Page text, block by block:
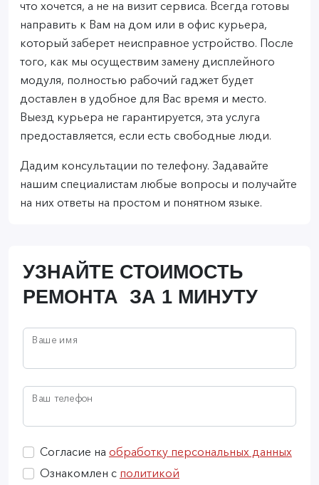
что хочется, а не на визит сервиса. Всегда готовы
направить к Вам на дом или в офис курьера,
который заберет неисправное устройство. После
того, как мы осуществим замену дисплейного
модуля, полностью рабочий гаджет будет
доставлен в удобное для Вас время и место.
Выезд курьера не гарантируется, эта услуга
предоставляется, если есть свободные люди.
Дадим консультации по телефону. Задавайте
нашим специалистам любые вопросы и получайте
на них ответы на простом и понятном языке.
УЗНАЙТЕ СТОИМОСТЬ
РЕМОНТА ЗА 1 МИНУТУ
Ваше имя
Ваш телефон
Согласие на обработку персональных данных
Ознакомлен с политикой